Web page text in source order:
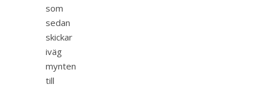
som
sedan
skickar
iväg
mynten
till